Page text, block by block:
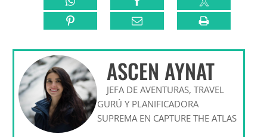
ASCEN AYNAT
JEFA DE AVENTURAS, TRAVEL
GURÚ Y PLANIFICADORA
SUPREMA EN CAPTURE THE ATLAS